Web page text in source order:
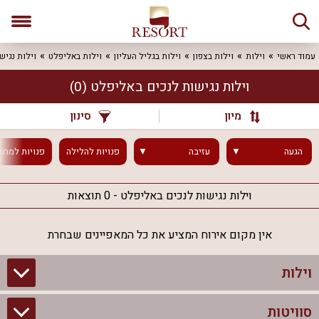
עמוד ראשי וילות וילות בצפון וילות בגליל העליון וילות באליפלט וילות
וילות נגישות לנכים באליפלט (0)
מיון סינון
הגעה עזיבה פנויותלהלילה פנויות
וילות נגישות לנכים באליפלט - 0 תוצאות
אין מקום אירוח המציע את כל המאפיינים שבחרת
וילות
סוויטות